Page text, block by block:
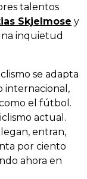
talentos
Skjelmose y
inquietud
se adapta
internacional,
el fútbol.
actual.
entran,
por ciento
ahora en